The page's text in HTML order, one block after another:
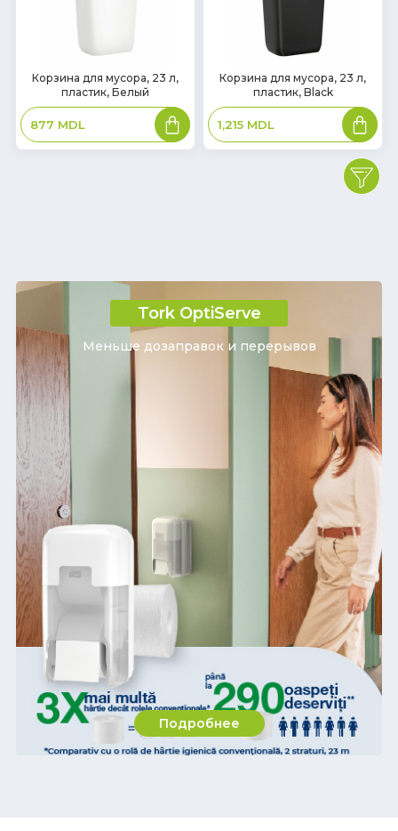
Tork OptiServe
Меньше дозаправок и перерывов
Подробнее
наличии
Корзина для мусора, 23 л,
пластик, Белый
877 MDL
В
корзину
наличии
Корзина для мусора, 23 л,
пластик, Black
1,215 MDL
В
корзину